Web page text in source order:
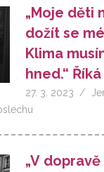
„Moje děti
dožít se
Klima
hned.“
27. 3. 2023
„V